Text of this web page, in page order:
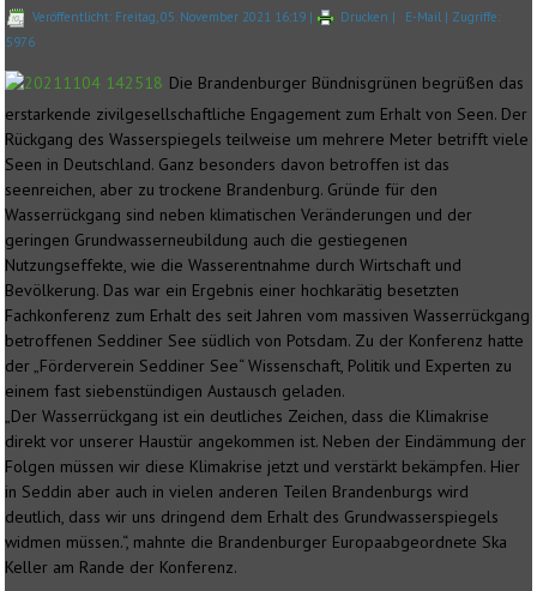
Veröffentlicht: Freitag, 05. November 2021 16:19 | Drucken | E-Mail | Zugriffe:
5976
Die Brandenburger Bündnisgrünen begrüßen das
erstarkende zivilgesellschaftliche Engagement zum Erhalt von Seen. Der
Rückgang des Wasserspiegels teilweise um mehrere Meter betrifft viele
Seen in Deutschland. Ganz besonders davon betroffen ist das
seenreichen, aber zu trockene Brandenburg. Gründe für den
Wasserrückgang sind neben klimatischen Veränderungen und der
geringen Grundwasserneubildung auch die gestiegenen
Nutzungseffekte, wie die Wasserentnahme durch Wirtschaft und
Bevölkerung. Das war ein Ergebnis einer hochkarätig besetzten
Fachkonferenz zum Erhalt des seit Jahren vom massiven Wasserrückgang
betroffenen Seddiner See südlich von Potsdam. Zu der Konferenz hatte
der „Förderverein Seddiner See“ Wissenschaft, Politik und Experten zu
einem fast siebenstündigen Austausch geladen.
„Der Wasserrückgang ist ein deutliches Zeichen, dass die Klimakrise
direkt vor unserer Haustür angekommen ist. Neben der Eindämmung der
Folgen müssen wir diese Klimakrise jetzt und verstärkt bekämpfen. Hier
in Seddin aber auch in vielen anderen Teilen Brandenburgs wird
deutlich, dass wir uns dringend dem Erhalt des Grundwasserspiegels
widmen müssen.“, mahnte die Brandenburger Europaabgeordnete Ska
Keller am Rande der Konferenz.